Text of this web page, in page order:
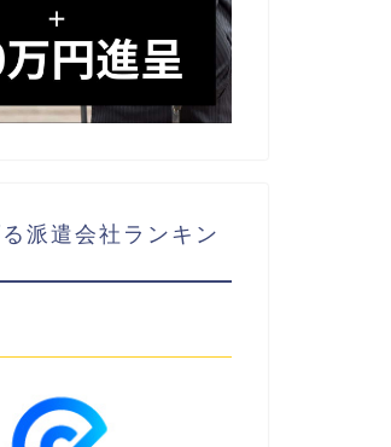
派遣会社ランキン